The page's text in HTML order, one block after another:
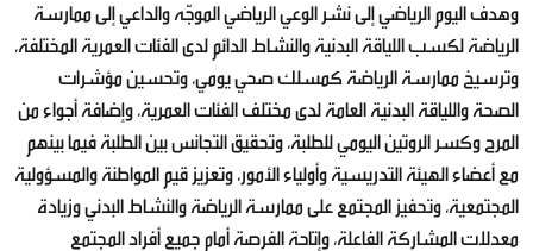
وهدف اليوم الرياضي إلى نشر الوعي الرياضي الموجّه والداعي إلى ممارسة
الرياضة لكسب اللياقة البدنية والنشاط الدائم لدى الفئات العمرية المختلفة،
وترسيخ ممارسة الرياضة كمسلك صحي يومي، وتحسين مؤشرات
الصحة واللياقة البدنية العامة لدى مختلف الفئات العمرية، وإضافة أجواء من
المرح وكسر الروتين اليومي للطلبة، وتحقيق التجانس بين الطلبة فيما بينهم
مع أعضاء الهيئة التدريسية وأولياء الأمور، وتعزيز قيم المواطنة والمسؤولية
المجتمعية، وتحفيز المجتمع على ممارسة الرياضة والنشاط البدني وزيادة
معدلات المشاركة الفاعلة، وإتاحة الفرصة أمام جميع أفراد المجتمع